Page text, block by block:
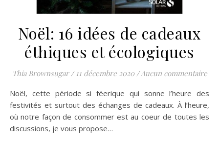
Noël: 16 idées de cadeaux
éthiques et écologiques
Thia Brownsugar / 11 décembre 2020 / Aucun commentaire
Noël, cette période si féerique qui sonne l’heure des
festivités et surtout des échanges de cadeaux. À l’heure,
où notre façon de consommer est au coeur de toutes les
discussions, je vous propose…